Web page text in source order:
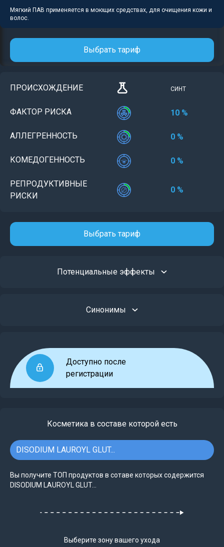
Мягкий ПАВ применяется в моющих средствах, для очищения кожи и
волос.
Выбрать тариф
ПРОИСХОЖДЕНИЕ СИНТ
ФАКТОР РИСКА 10 %
АЛЛЕГРЕННОСТЬ 0 %
КОМЕДОГЕННОСТЬ 0 %
РЕПРОДУКТИВНЫЕ
РИСКИ
0 %
Выбрать тариф
Потенциальные эффекты
Синонимы
Доступно после
регистрации
Косметика в составе которой есть
DISODIUM LAUROYL GLUT...
Вы получите ТОП продуктов в сотаве которых содержится
DISODIUM LAUROYL GLUT...
Выберите зону вашего ухода